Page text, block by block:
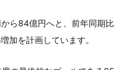
ら84億円へと、前年同期比
加を計画しています。